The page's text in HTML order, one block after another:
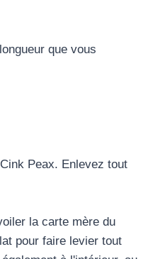
que vous
Peax. Enlevez tout
la carte mère du
pour faire levier tout